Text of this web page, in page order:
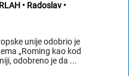
• Radoslav •
unije odobrio je
„Roming kao kod
odobreno je da ...